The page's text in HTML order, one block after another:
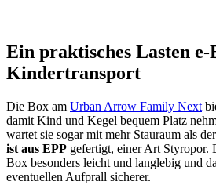
Ein praktisches Lasten
Kindertransport
Die Box am Urban Arrow Family Next
damit Kind und Kegel bequem Platz
wartet sie sogar mit mehr Stauraum als
ist aus EPP gefertigt, einer Art Styropor.
Box besonders leicht und langlebig und
eventuellen Aufprall sicherer.